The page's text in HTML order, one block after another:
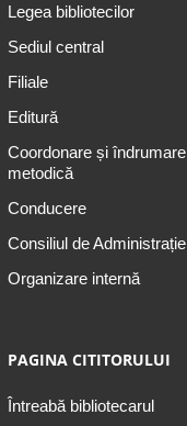
Legea bibliotecilor
Sediul central
Filiale
Editură
Coordonare și îndrumare
metodică
Conducere
Consiliul de Administrație
Organizare internă
PAGINA CITITORULUI
Întreabă bibliotecarul